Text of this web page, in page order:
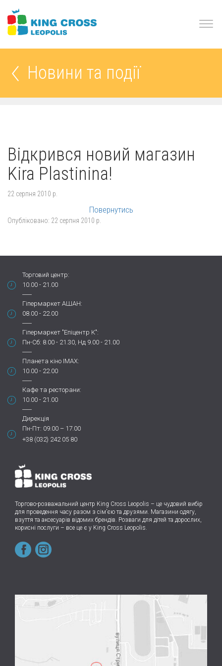
Новини та події
Відкрився новий магазин
Kira Plastinina!
22 серпня 2010 р.
Повернутись
Опубліковано: 22 серпня 2010 р.
Торговий центр:
10.00 - 21.00
Гіпермаркет АШАН:
08.00 - 22.00
Гіпермаркет "Епіцентр К":
Пн-Сб: 8.00 - 21.30, Нд 9.00 - 21.00
Планета кіно IMAX:
10.00 - 22.00
Кафе та ресторани:
10.00 - 21.00
Дирекція
Пн-Пт: 09.00 – 17.00
+38 (032) 242 05 80
Торгово-розважальний центр King Cross Leopolis – це чудовий вибір
для проведення часу разом з сім’єю та друзями. Магазини одягу,
взуття та аксесуарів відомих брендів. Розваги для дітей та дорослих,
корисні послуги – все це є у King Cross Leopolis.